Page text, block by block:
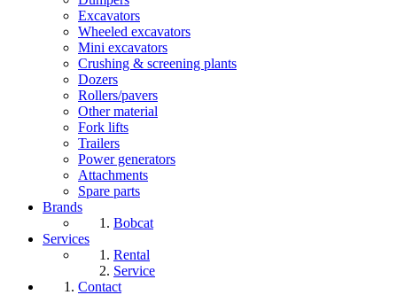
Excavators
Wheeled excavators
Mini excavators
Crushing & screening plants
Dozers
Rollers/pavers
Other material
Fork lifts
Trailers
Power generators
Attachments
Spare parts
Brands
Bobcat
Services
Rental
Service
Contact